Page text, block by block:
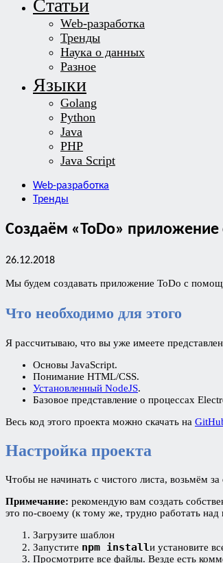
Статьи
Web-разработка
Тренды
Наука о данных
Разное
Языки
Golang
Python
Java
PHP
Java Script
Web-разработка
Тренды
Создаём «ToDo»
26.12.2018
Мы будем создавать приложение ToDo с
Что необходимо для этого
Я рассчитываю, что вы уже имеете
Основы JavaScript.
Понимание HTML/CSS.
Установленный NodeJS.
Базовое представление о процессах
Весь код этого проекта можно скачать на
Настройка проекта
Чтобы не начинать с чистого листа, возьмём
Примечание: рекомендую вам создать
это по-своему (к тому же, трудно работать над
Загрузите шаблон
Запустите npm installи установите
Просмотрите все файлы. Везде есть